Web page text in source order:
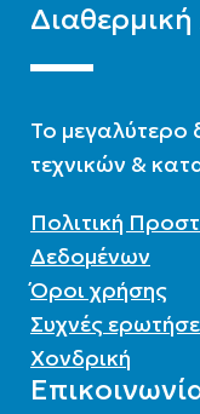
To μεγαλύτερο
τεχνικών &
Πολιτική
Δεδομένων
Όροι χρήσης
Συχνές
Χονδρική